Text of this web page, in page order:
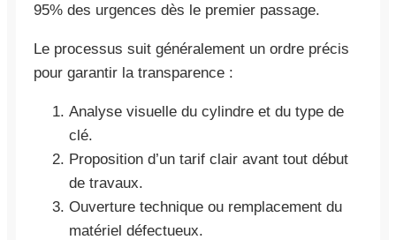
95% des urgences dès le premier passage.
Le processus suit généralement un ordre précis
pour garantir la transparence :
Analyse visuelle du cylindre et du type de
clé.
Proposition d’un tarif clair avant tout début
de travaux.
Ouverture technique ou remplacement du
matériel défectueux.